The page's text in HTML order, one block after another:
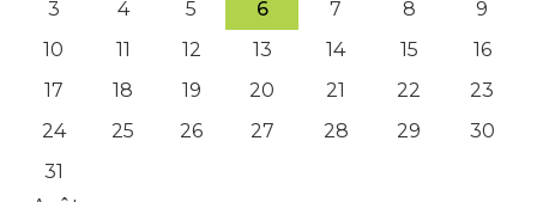
3
4 5 6 7 8
9
10
11 12 13 14 15
16
17
18 19 20 21 22
23
24
25 26 27 28 29
30
31